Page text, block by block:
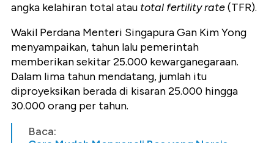
angka kelahiran total atau total fertility rate(TFR).
Wakil Perdana Menteri Singapura Gan Kim Yong
menyampaikan, tahun lalu pemerintah
memberikan sekitar 25.000 kewarganegaraan.
Dalam lima tahun mendatang, jumlah itu
diproyeksikan berada di kisaran 25.000 hingga
30.000 orang per tahun.
Baca: